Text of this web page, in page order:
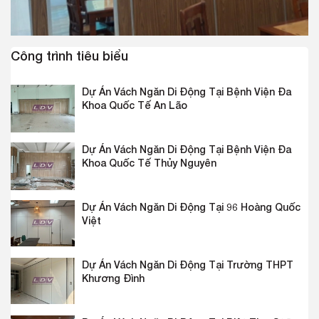
Công trình tiêu biểu
Dự Án Vách Ngăn Di Động Tại Bệnh Viện Đa
Khoa Quốc Tế An Lão
Dự Án Vách Ngăn Di Động Tại Bệnh Viện Đa
Khoa Quốc Tế Thủy Nguyên
Dự Án Vách Ngăn Di Động Tại 96 Hoàng Quốc
Việt
Dự Án Vách Ngăn Di Động Tại Trường THPT
Khương Đình